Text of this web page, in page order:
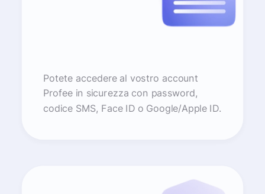
Potete accedere al vostro account
Profee in sicurezza con password,
codice SMS, Face ID o Google/Apple ID.